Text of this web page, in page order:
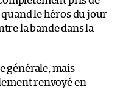
le héros du jour
la bande dans la
générale, mais
renvoyé en